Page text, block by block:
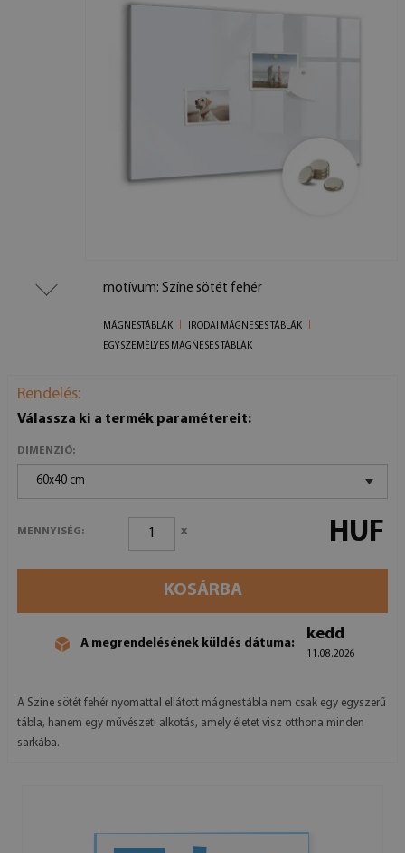
motívum: Színe sötét fehér
MÁGNESTÁBLÁK
IRODAI MÁGNESES TÁBLÁK
EGYSZEMÉLYES MÁGNESES TÁBLÁK
Rendelés:
Válassza ki a termék paramétereit:
DIMENZIÓ:
60x40 cm
MENNYISÉG: x HUF
KOSÁRBA
A megrendelésének küldés dátuma:
kedd
11.08.2026
A Színe sötét fehér nyomattal ellátott mágnestábla nem csak egy egyszerű
tábla, hanem egy művészeti alkotás, amely életet visz otthona minden
sarkába.